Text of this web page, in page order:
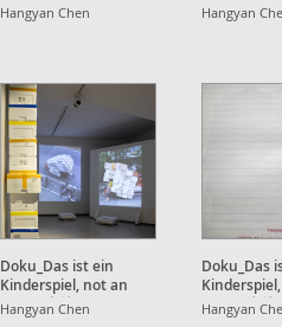
Hangyan Chen Hangyan
Doku_Das ist ein
Kinderspiel, not an
Apple, 也就⼋年
Hangyan Chen
Doku_Das
Apple, 也就
Hangyan